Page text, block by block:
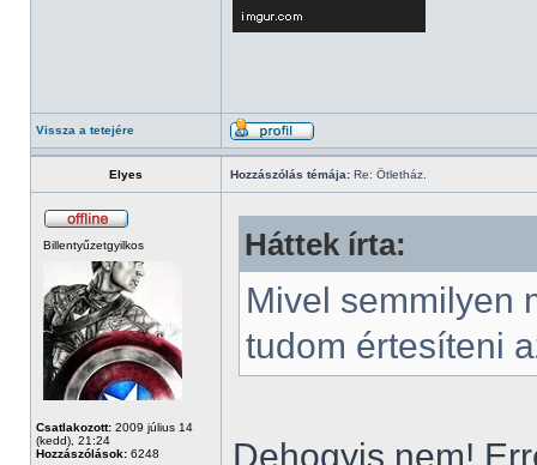
Vissza a tetejére
Elyes Hozzászólás témája: Re: Ötletház.
Billentyűzetgyilkos
Csatlakozott: 2009 július 14
(kedd), 21:24
Hozzászólások: 6248
Háttek írta:
Mivel semmilyen
tudom értesíteni
Dehogyis nem!